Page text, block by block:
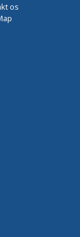
os